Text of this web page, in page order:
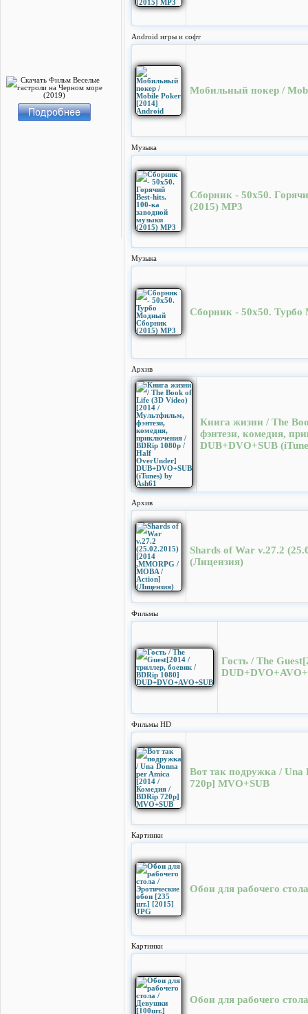
Android игры и софт
Мобильный покер /
Музыка
Сборник - 50x50.
(2015) MP3
Музыка
Сборник - 50x50.
Архив
Книга жизни / The
фэнтези, комедия,
DUB+DVO+SUB
Архив
Shards of War v.27.2
(Лицензия)
Фильмы
Гость / The
Фильмы HD
Вот так подружка / Una
720p] MVO+SUB
Картинки
Обои для рабочего
Картинки
Обои для рабочего